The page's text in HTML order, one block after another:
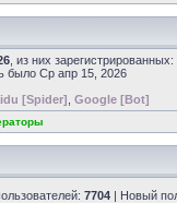
, из них
было Ср апр 15, 2026
[Spider] Google [Bot]
7704 | Новый